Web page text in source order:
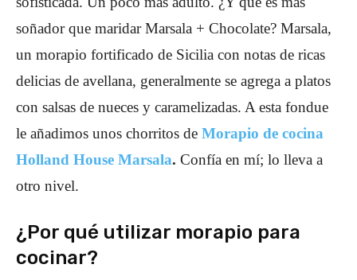
soñador que maridar Marsala + Chocolate? Marsala,
un morapio fortificado de Sicilia con notas de ricas
delicias de avellana, generalmente se agrega a platos
con salsas de nueces y caramelizadas. A esta fondue
le añadimos unos chorritos de Morapio de cocina
Holland House Marsala. Confía en mí; lo lleva a
otro nivel.
¿Por qué utilizar morapio para
cocinar?